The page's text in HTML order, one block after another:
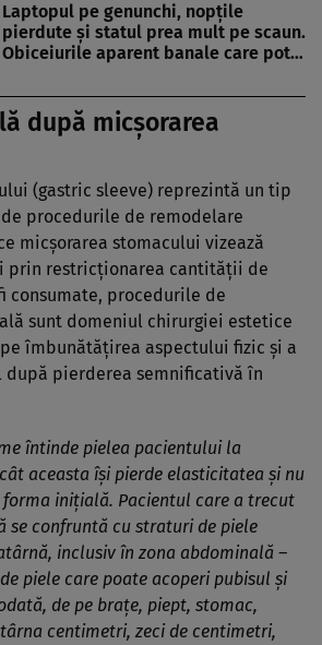
Laptopul pe genunchi, nopțile
pierdute și statul prea mult pe scaun.
Obiceiurile aparent banale care pot…
după micșorarea
(gastric sleeve) reprezintă un tip
procedurile de remodelare
micșorarea stomacului vizează
prin restricționarea cantității de
consumate, procedurile de
sunt domeniul chirurgiei estetice
îmbunătățirea aspectului fizic și a
după pierderea semnificativă în
întinde pielea pacientului la
aceasta își pierde elasticitatea și nu
inițială. Pacientul care a trecut
se confruntă cu straturi de piele
inclusiv în zona abdominală –
piele care poate acoperi pubisul și
de pe brațe, piept, stomac,
centimetri, zeci de centimetri,